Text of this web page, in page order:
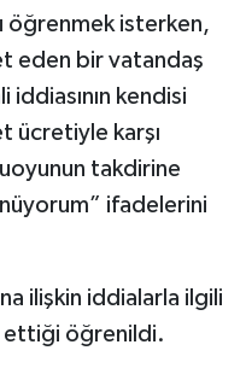
öğrenmek isterken,
eden bir vatandaş
iddiasının kendisi
ücretiyle karşı
takdirine
ifadelerini
ilişkin iddialarla ilgili
ettiği öğrenildi.